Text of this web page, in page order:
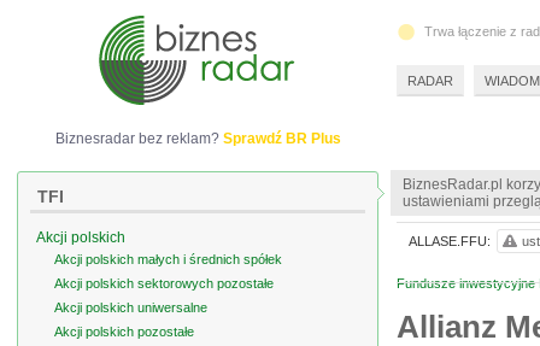
BiznesRadar.pl
ustawieniami
Fundusze inwestycyjne
Allianz
ALLASE.FFU:
Biznesradar bez reklam? Sprawdź BR Plus
TFI
Akcji polskich
Akcji polskich małych i średnich spółek
Akcji polskich sektorowych pozostałe
Akcji polskich uniwersalne
Akcji polskich pozostałe
Trwa łączenie z
RADAR